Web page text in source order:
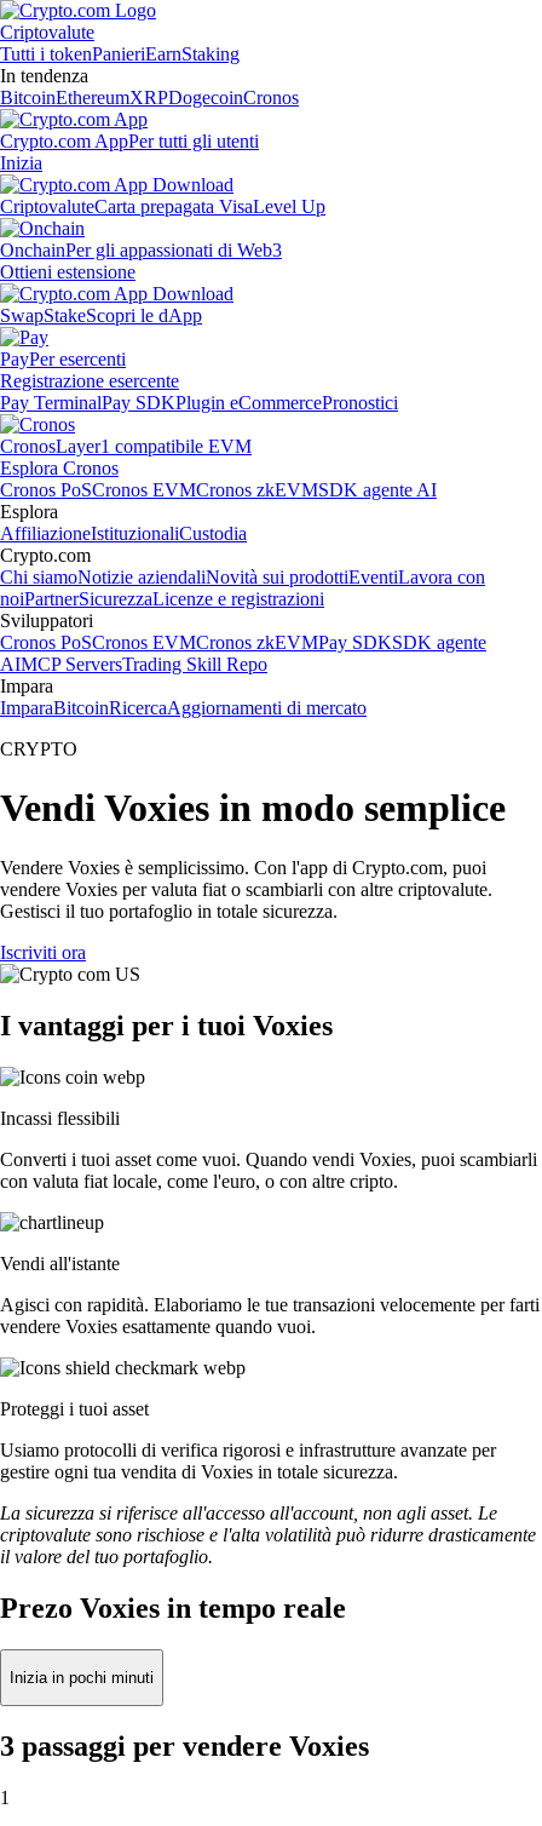
Criptovalute
Tutti i tokenPanieriEarnStaking
In tendenza
BitcoinEthereumXRPDogecoinCronos
Crypto.com AppPer tutti gli utenti
Inizia
CriptovaluteCarta prepagata VisaLevel Up
OnchainPer gli appassionati di Web3
Ottieni estensione
SwapStakeScopri le dApp
PayPer esercenti
Registrazione esercente
Pay TerminalPay SDKPlugin eCommercePronostici
CronosLayer1 compatibile EVM
Esplora Cronos
Cronos PoSCronos EVMCronos zkEVMSDK agente AI
Esplora
AffiliazioneIstituzionaliCustodia
Crypto.com
Chi siamoNotizie aziendaliNovità sui prodottiEventiLavora con
noiPartnerSicurezzaLicenze e registrazioni
Sviluppatori
Cronos PoSCronos EVMCronos zkEVMPay SDKSDK agente
AIMCP ServersTrading Skill Repo
Impara
ImparaBitcoinRicercaAggiornamenti di mercato
CRYPTO
Vendi Voxies in modo semplice
Vendere Voxies è semplicissimo. Con l'app di Crypto.com, puoi
vendere Voxies per valuta fiat o scambiarli con altre criptovalute.
Gestisci il tuo portafoglio in totale sicurezza.
Iscriviti ora
I vantaggi per i tuoi Voxies
Incassi flessibili
Converti i tuoi asset come vuoi. Quando vendi Voxies, puoi scambiarli
con valuta fiat locale, come l'euro, o con altre cripto.
Vendi all'istante
Agisci con rapidità. Elaboriamo le tue transazioni velocemente per farti
vendere Voxies esattamente quando vuoi.
Proteggi i tuoi asset
Usiamo protocolli di verifica rigorosi e infrastrutture avanzate per
gestire ogni tua vendita di Voxies in totale sicurezza.
La sicurezza si riferisce all'accesso all'account, non agli asset. Le
criptovalute sono rischiose e l'alta volatilità può ridurre drasticamente
il valore del tuo portafoglio.
Prezo Voxies in tempo reale
Inizia in pochi minuti
3 passaggi per vendere Voxies
1